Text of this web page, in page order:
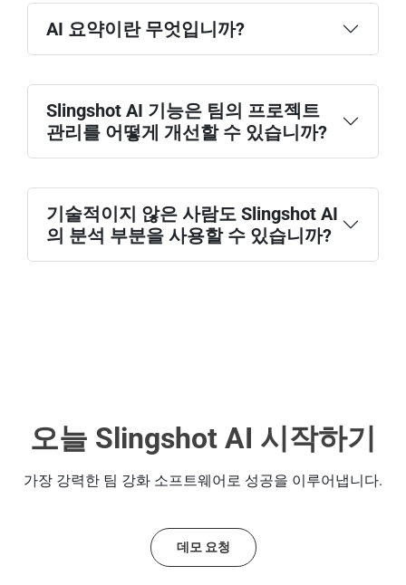
AI 요약이란 무엇입니까?
Slingshot AI 기능은 팀의 프로젝트
관리를 어떻게 개선할 수 있습니까?
기술적이지 않은 사람도 Slingshot AI
의 분석 부분을 사용할 수 있습니까?
오늘 Slingshot AI 시작하기
가장 강력한 팀 강화 소프트웨어로 성공을 이루어냅니다.
데모 요청